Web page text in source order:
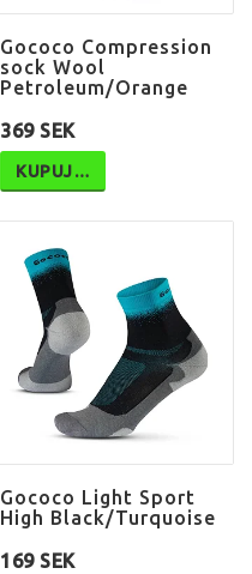
Gococo Compression
sock Wool
Petroleum/Orange
369 SEK
KUPUJ…
Gococo Light Sport
High Black/Turquoise
169 SEK